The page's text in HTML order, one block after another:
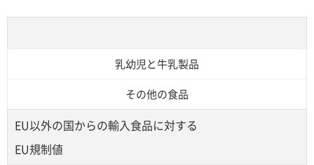
乳幼児と牛乳製品
その他の食品
EU以外の国からの輸入食品に対する
EU規制値